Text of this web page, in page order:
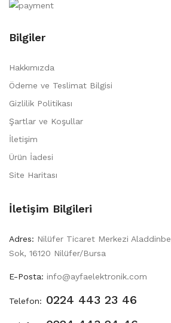
Bilgiler
Hakkımızda
Ödeme ve Teslimat Bilgisi
Gizlilik Politikası
Şartlar ve Koşullar
İletişim
Ürün İadesi
Site Haritası
İletişim Bilgileri
Adres: Nilüfer Ticaret Merkezi
Sok, 16120 Nilüfer/Bursa
E-Posta: info@ayfaelektronik.com
Telefon: 0224 443 23 46